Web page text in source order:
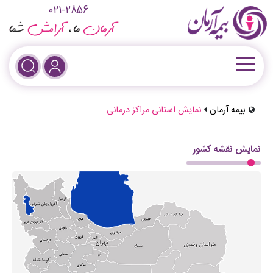
021-2856
بیمه آرمان نمایش استانی مراکز درمانی
نمایش نقشه کشور